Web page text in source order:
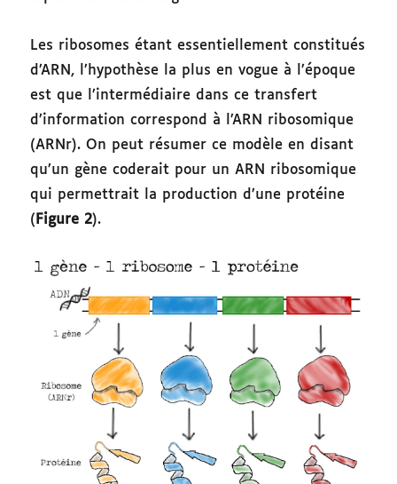
Les ribosomes étant essentiellement constitués
d’ARN, l’hypothèse la plus en vogue à l’époque
est que l’intermédiaire dans ce transfert
d’information correspond à l’ARN ribosomique
(ARNr). On peut résumer ce modèle en disant
qu’un gène coderait pour un ARN ribosomique
qui permettrait la production d’une protéine
(Figure 2).